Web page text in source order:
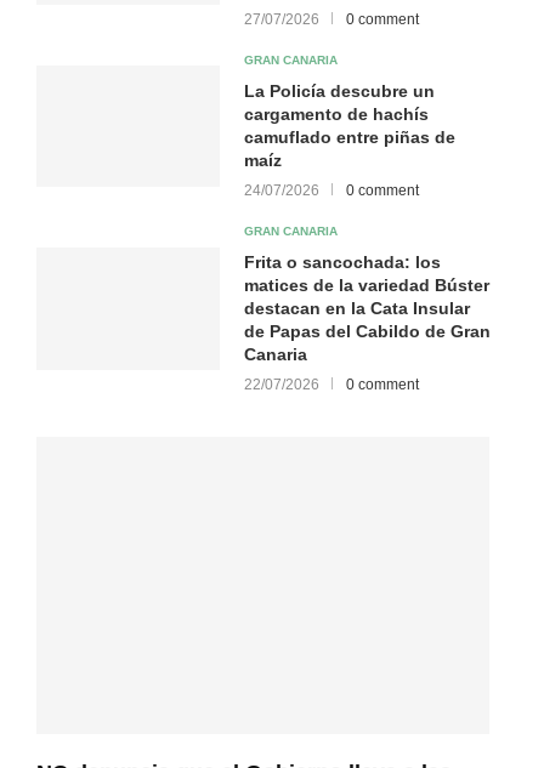
27/07/2026 0 comment
GRAN CANARIA
La Policía descubre un
cargamento de hachís
camuflado entre piñas de
maíz
24/07/2026 0 comment
GRAN CANARIA
Frita o sancochada: los
matices de la variedad Búster
destacan en la Cata Insular
de Papas del Cabildo de Gran
Canaria
22/07/2026 0 comment